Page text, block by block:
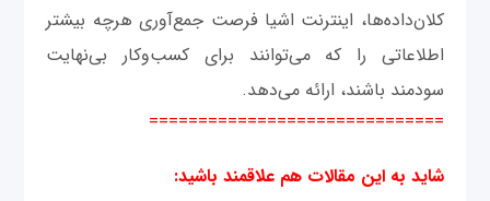
کلان‌داده‌ها، اینترنت اشیا فرصت جمع‌آوری هرچه بیشتر
اطلاعاتی را که می‌توانند برای کسب‌وکار بی‌نهایت
سودمند باشند، ارائه می‌دهد.
==============================
شاید به این مقالات هم علاقمند باشید: